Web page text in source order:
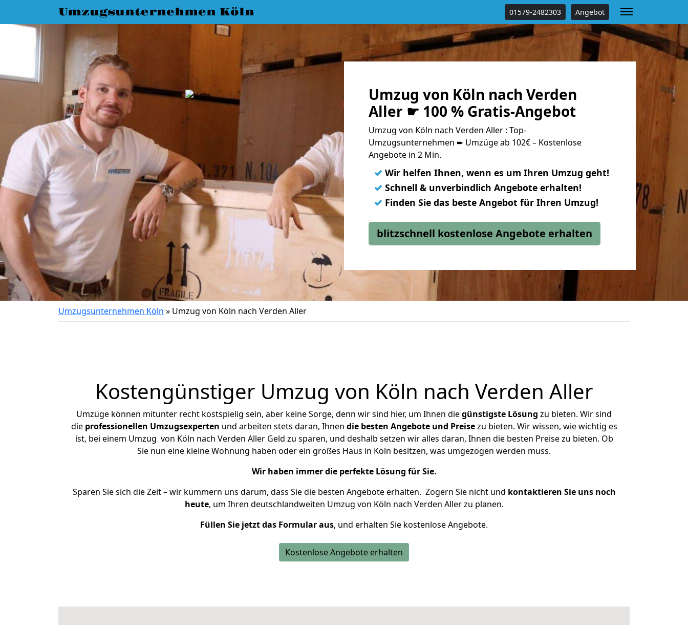
Umzugsunternehmen Köln 01579-2482303 Angebot
Umzug von Köln nach Verden
Aller ☛ 100 % Gratis-Angebot
Umzug von Köln nach Verden Aller : Top-
Umzugsunternehmen ➨ Umzüge ab 102€ – Kostenlose
Angebote in 2 Min.
✓ Wir helfen Ihnen, wenn es um Ihren Umzug geht!
✓ Schnell & unverbindlich Angebote erhalten!
✓ Finden Sie das beste Angebot für Ihren Umzug!
blitzschnell kostenlose Angebote erhalten
Umzugsunternehmen Köln » Umzug von Köln nach Verden Aller
Kostengünstiger Umzug von Köln nach Verden Aller
Umzüge können mitunter recht kostspielig sein, aber keine Sorge, denn wir sind hier, um Ihnen diegünstigste Lösung zu bieten. Wir sind
die professionellen Umzugsexperten und arbeiten stets daran, Ihnen die besten Angebote und Preisezu bieten. Wir wissen, wie wichtig es
ist, bei einem Umzug von Köln nach Verden Aller Geld zu sparen, und deshalb setzen wir alles daran, Ihnen die besten Preise zu bieten. Ob
Sie nun eine kleine Wohnung haben oder ein großes Haus in Köln besitzen, was umgezogen werden muss.
Wir haben immer die perfekte Lösung für Sie.
Sparen Sie sich die Zeit – wir kümmern uns darum, dass Sie die besten Angebote erhalten. Zögern Sie nicht und kontaktieren Sie uns noch
heute, um Ihren deutschlandweiten Umzug von Köln nach Verden Aller zu planen.
Füllen Sie jetzt das Formular aus, und erhalten Sie kostenlose Angebote.
Kostenlose Angebote erhalten